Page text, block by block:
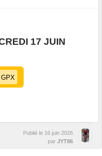
17 JUIN
GPX
Publié le 16 juin 2026
par JYT86